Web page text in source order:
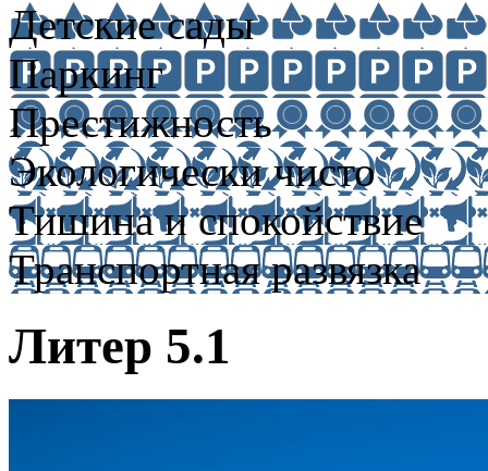
Детские сады
Паркинг
Престижность
Экологически чисто
Тишина и спокойствие
Транспортная развязка
Литер 5.1